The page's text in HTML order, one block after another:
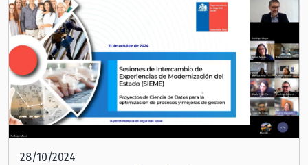
28/10/2024